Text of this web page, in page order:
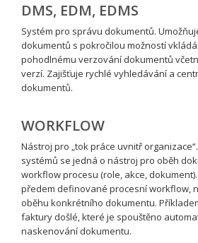
DMS, EDM, EDMS
Systém pro správu dokumentů.
dokumentů s pokročilou možností
pohodlnému verzování dokumentů
verzí. Zajišťuje rychlé vyhledávání a
dokumentů.
WORKFLOW
Nástroj pro „tok práce uvnitř
systémů se jedná o nástroj pro oběh
workflow procesu (role, akce,
předem definované procesní workflow,
oběhu konkrétního dokumentu.
faktury došlé, které je spouštěno
naskenování dokumentu.